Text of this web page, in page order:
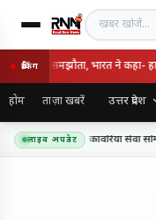
खबर खोजें
ब्रेकिंग
का रक्षा समझौता, भारत ने कहा-
होम ताज़ा खबरें उत्तर प्रदेश
लाइव अपडेट
के लिए शिव शक्ति कांवरिया सेवा